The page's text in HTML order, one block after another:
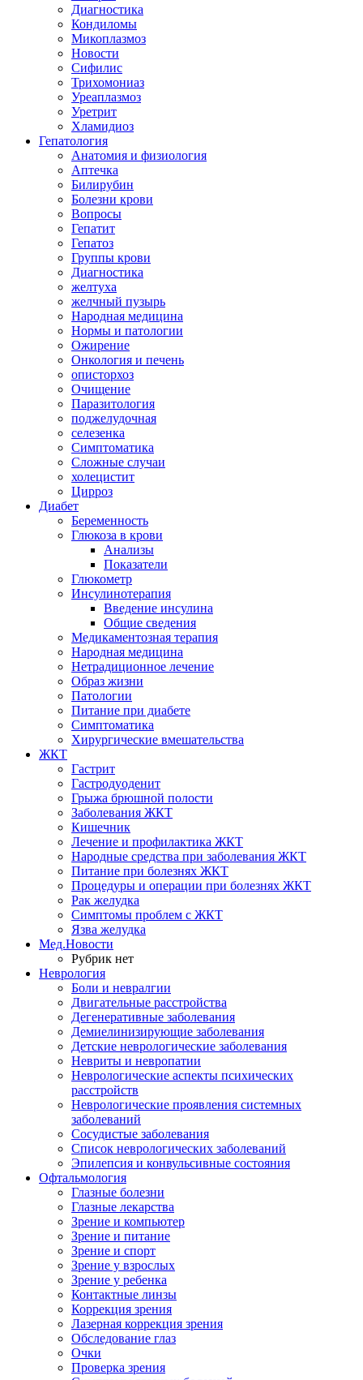
Диагностика
Кондиломы
Микоплазмоз
Новости
Сифилис
Трихомониаз
Уреаплазмоз
Уретрит
Хламидиоз
Гепатология
Анатомия и физиология
Аптечка
Билирубин
Болезни крови
Вопросы
Гепатит
Гепатоз
Группы крови
Диагностика
желтуха
желчный пузырь
Народная медицина
Нормы и патологии
Ожирение
Онкология и печень
описторхоз
Очищение
Паразитология
поджелудочная
селезенка
Симптоматика
Сложные случаи
холецистит
Цирроз
Диабет
Беременность
Глюкоза в крови
Анализы
Показатели
Глюкометр
Инсулинотерапия
Введение инсулина
Общие сведения
Медикаментозная терапия
Народная медицина
Нетрадиционное лечение
Образ жизни
Патологии
Питание при диабете
Симптоматика
Хирургические вмешательства
ЖКТ
Гастрит
Гастродуоденит
Грыжа брюшной полости
Заболевания ЖКТ
Кишечник
Лечение и профилактика ЖКТ
Народные средства при заболевания ЖКТ
Питание при болезнях ЖКТ
Процедуры и операции при болезнях ЖКТ
Рак желудка
Симптомы проблем с ЖКТ
Язва желудка
Мед.Новости
Рубрик нет
Неврология
Боли и невралгии
Двигательные расстройства
Дегенеративные заболевания
Демиелинизирующие заболевания
Детские неврологические заболевания
Невриты и невропатии
Неврологические аспекты психических
расстройств
Неврологические проявления системных
заболеваний
Сосудистые заболевания
Список неврологических заболеваний
Эпилепсия и конвульсивные состояния
Офтальмология
Глазные болезни
Глазные лекарства
Зрение и компьютер
Зрение и питание
Зрение и спорт
Зрение у взрослых
Зрение у ребенка
Контактные линзы
Коррекция зрения
Лазерная коррекция зрения
Обследование глаз
Очки
Проверка зрения